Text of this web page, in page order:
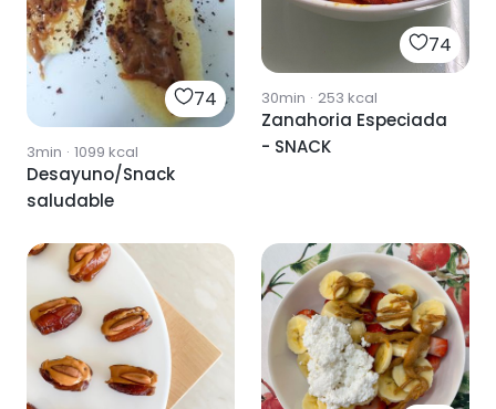
74
3min · 1099 kcal
Desayuno/Snack
saludable
74
30min · 253 kcal
Zanahoria Especiada
- SNACK